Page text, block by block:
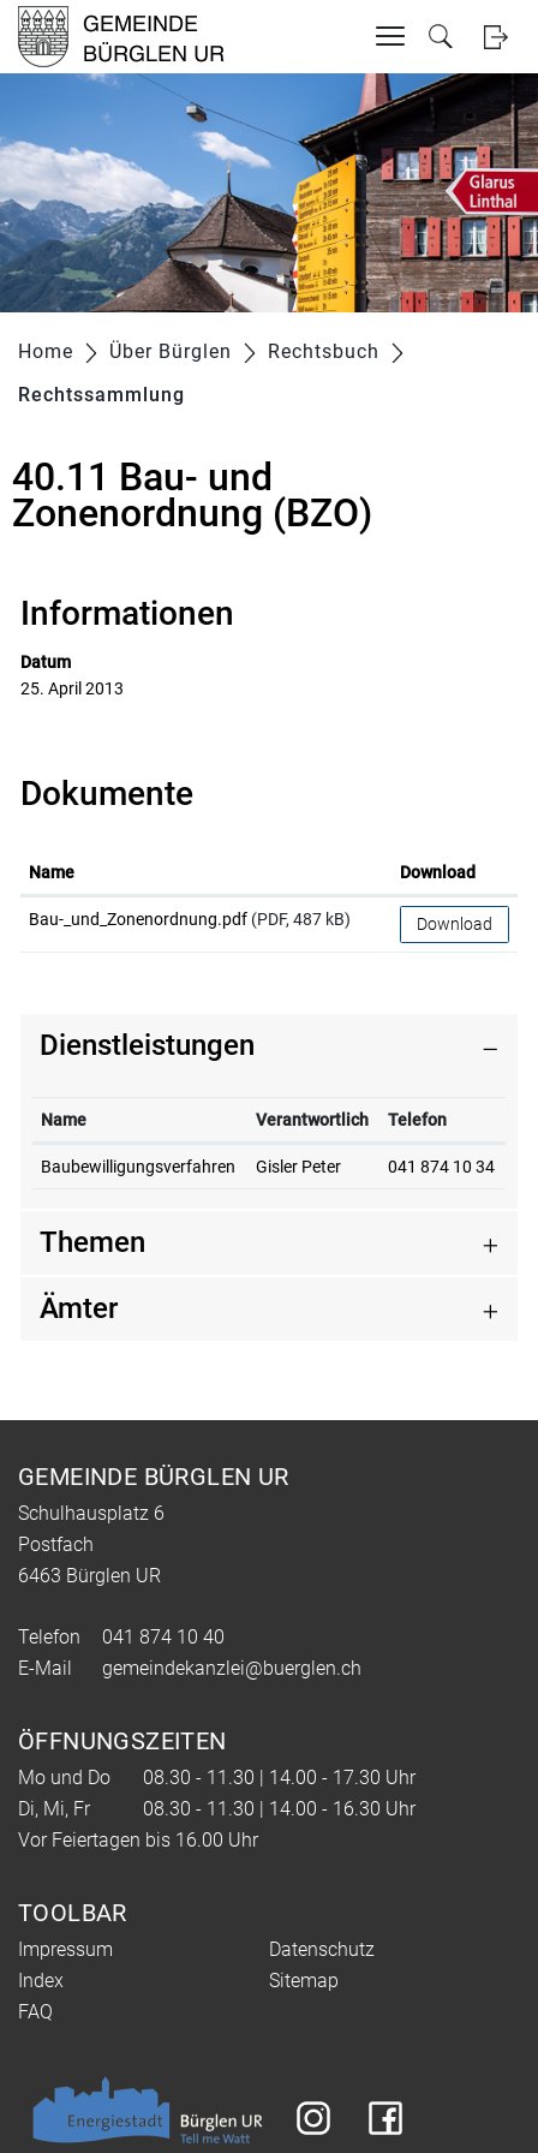
zur Startseite
Direkt zur Hauptnavigation
Direkt zum Inhalt
Direkt zur Suche
Direkt zum Stichwortverzeichnis
Kopfzeile
Inhalt
Home Über Bürglen
Rechtsbuch
Rechtssammlung
40.11 Bau- und
Zonenordnung (BZO)
Informationen
Datum
25. April 2013
Dokumente
Name Download
Bau-_und_Zonenordnung.pdf (PDF, 487 kB) Download
Zugehörige Objekte
Dienstleistungen
Name Verantwortlich Telefon
Baubewilligungsverfahren Gisler Peter 041 874 10 34
Themen
Ämter
Fusszeile
GEMEINDE BÜRGLEN UR
Schulhausplatz 6
Postfach
6463 Bürglen UR
Telefon
041 874 10 40
E-Mail
gemeindekanzlei@buerglen.ch
ÖFFNUNGSZEITEN
Mo und Do
08.30 - 11.30 | 14.00 - 17.30 Uhr
Di, Mi, Fr
08.30 - 11.30 | 14.00 - 16.30 Uhr
Vor Feiertagen bis 16.00 Uhr
TOOLBAR
Impressum
Datenschutz
Index
Sitemap
FAQ